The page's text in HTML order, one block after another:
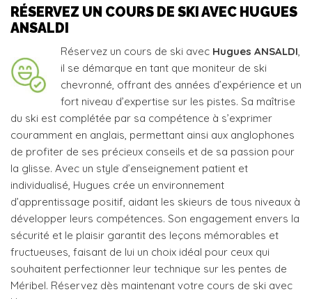
RÉSERVEZ UN COURS DE SKI AVEC HUGUES
ANSALDI
Réservez un cours de ski avec Hugues ANSALDI,
il se démarque en tant que moniteur de ski
chevronné, offrant des années d’expérience et un
fort niveau d’expertise sur les pistes. Sa maîtrise
du ski est complétée par sa compétence à s’exprimer
couramment en anglais, permettant ainsi aux anglophones
de profiter de ses précieux conseils et de sa passion pour
la glisse. Avec un style d’enseignement patient et
individualisé, Hugues crée un environnement
d’apprentissage positif, aidant les skieurs de tous niveaux à
développer leurs compétences. Son engagement envers la
sécurité et le plaisir garantit des leçons mémorables et
fructueuses, faisant de lui un choix idéal pour ceux qui
souhaitent perfectionner leur technique sur les pentes de
Méribel. Réservez dès maintenant votre cours de ski avec